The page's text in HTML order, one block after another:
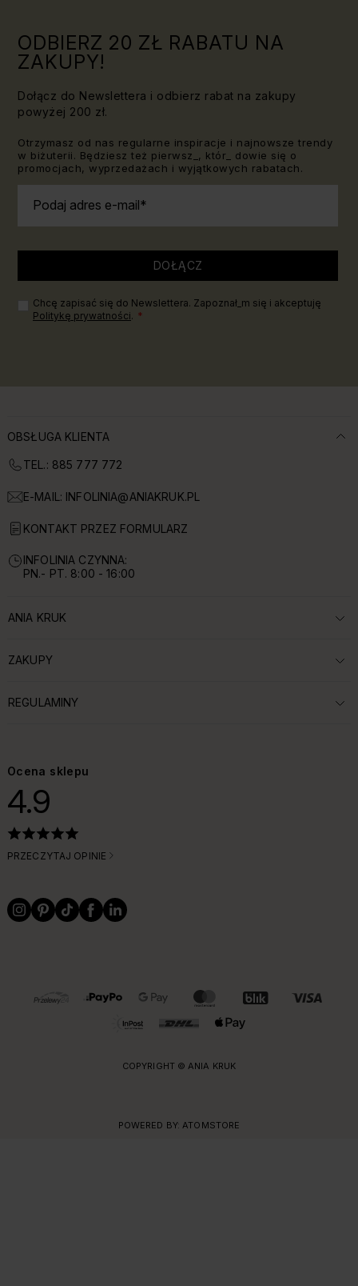
ODBIERZ 20 ZŁ RABATU NA
ZAKUPY!
Dołącz do Newslettera i odbierz rabat na zakupy
powyżej 200 zł.
Otrzymasz od nas regularne inspiracje i najnowsze trendy
w biżuterii. Będziesz też pierwsz_, któr_ dowie się o
promocjach, wyprzedażach i wyjątkowych rabatach.
Podaj adres e-mail
DOŁĄCZ
Chcę zapisać się do Newslettera. Zapoznał_m się i akceptuję
Politykę prywatności.
OBSŁUGA KLIENTA
TEL.: 885 777 772
E-MAIL: INFOLINIA@ANIAKRUK.PL
KONTAKT PRZEZ FORMULARZ
INFOLINIA CZYNNA:
PN.- PT. 8:00 - 16:00
ROZWIŃ SEKCJĘ:
ANIA KRUK
ROZWIŃ SEKCJĘ:
ZAKUPY
ROZWIŃ SEKCJĘ:
REGULAMINY
Ocena sklepu
4.9
PRZECZYTAJ OPINIE
OBSŁUGIWANE FORMY PŁATNOŚCI I DOSTAWY
COPYRIGHT © ANIA KRUK
POWERED BY: ATOMSTORE